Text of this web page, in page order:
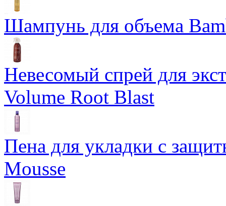
Шампунь для объема
Невесомый спрей для
Volume Root Blast
Пена для укладки с
Mousse